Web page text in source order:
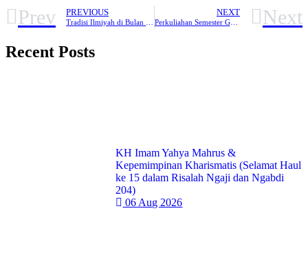
Prev PREVIOUS NEXT
Perkuliahan Semester Ganjil 2013/2014 Ma'had 'Ali Ashabul Ma'arif Al-Kamal Resmi Dibuka Next
Recent Posts
KH Imam Yahya Mahrus &
Kepemimpinan Kharismatis (Selamat Haul
ke 15 dalam Risalah Ngaji dan Ngabdi
204)
06 Aug 2026